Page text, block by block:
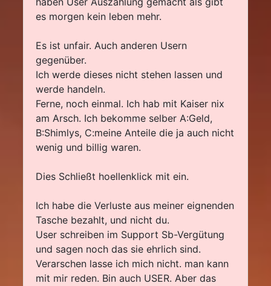
es morgen kein leben mehr.
Es ist unfair. Auch anderen Usern
gegenüber.
Ich werde dieses nicht stehen lassen und
werde handeln.
Ferne, noch einmal. Ich hab mit Kaiser nix
am Arsch. Ich bekomme selber A:Geld,
B:Shimlys, C:meine Anteile die ja auch nicht
wenig und billig waren.
Dies Schließt hoellenklick mit ein.
Ich habe die Verluste aus meiner eignenden
Tasche bezahlt, und nicht du.
User schreiben im Support Sb-Vergütung
und sagen noch das sie ehrlich sind.
Verarschen lasse ich mich nicht. man kann
mit mir reden. Bin auch USER. Aber das